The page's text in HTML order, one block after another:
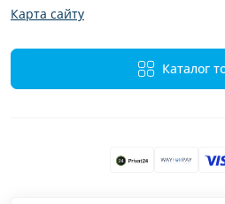
Карта сайту
Каталог